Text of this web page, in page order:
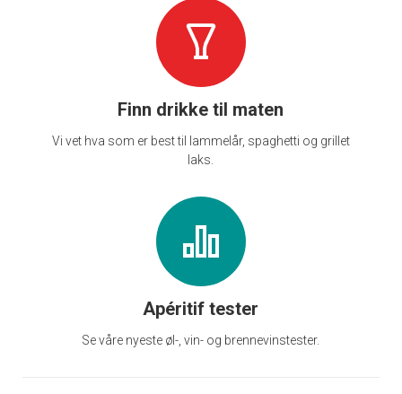
Finn drikke til maten
Vi vet hva som er best til lammelår, spaghetti og grillet
laks.
Apéritif tester
Se våre nyeste øl-, vin- og brennevinstester.